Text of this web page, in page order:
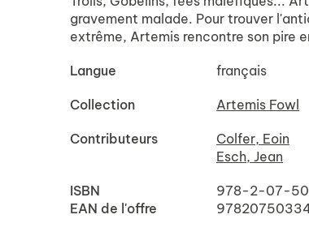
gravement malade. Pour trouver
extrême, Artemis rencontre son pire
Langue français
Collection Artemis Fowl
Contributeurs
Colfer, Eoin
Esch, Jean
ISBN
978-2-07-
EAN de l'offre